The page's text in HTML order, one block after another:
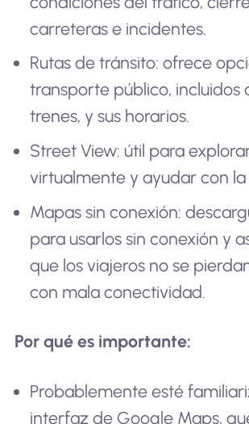
carreteras e incidentes.
Rutas de tránsito: ofrece
transporte público, incluidos
trenes, y sus horarios.
Street View: útil para
virtualmente y ayudar con
Mapas sin conexión:
para usarlos sin conexión y
que los viajeros no se
con mala conectividad.
Por qué es importante:
Probablemente esté
interfaz de Google Maps,